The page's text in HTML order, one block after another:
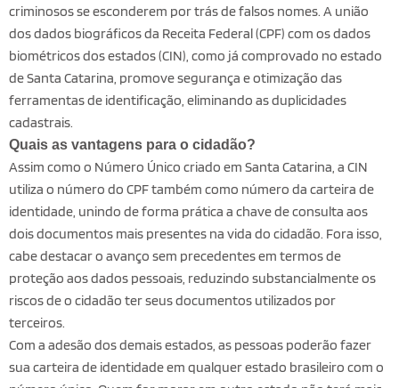
criminosos se esconderem por trás de falsos nomes. A união
dos dados biográficos da Receita Federal (CPF) com os dados
biométricos dos estados (CIN), como já comprovado no estado
de Santa Catarina, promove segurança e otimização das
ferramentas de identificação, eliminando as duplicidades
cadastrais.
Quais as vantagens para o cidadão?
Assim como o Número Único criado em Santa Catarina, a CIN
utiliza o número do CPF também como número da carteira de
identidade, unindo de forma prática a chave de consulta aos
dois documentos mais presentes na vida do cidadão. Fora isso,
cabe destacar o avanço sem precedentes em termos de
proteção aos dados pessoais, reduzindo substancialmente os
riscos de o cidadão ter seus documentos utilizados por
terceiros.
Com a adesão dos demais estados, as pessoas poderão fazer
sua carteira de identidade em qualquer estado brasileiro com o